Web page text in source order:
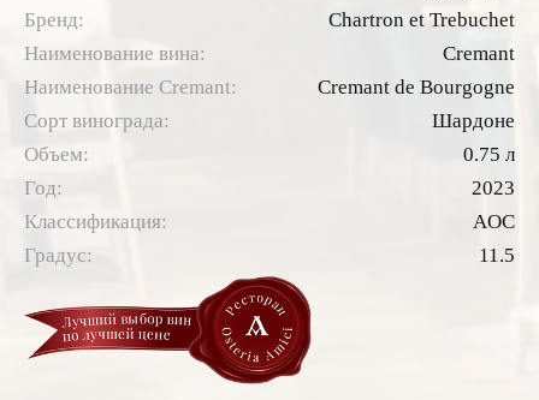
Бренд:
Chartron et Trebuchet
Наименование вина:
Cremant
Наименование Cremant:
Cremant de Bourgogne
Сорт винограда:
Шардоне
Объем:
0.75 л
Год:
2023
Классификация:
AOC
Градус:
11.5